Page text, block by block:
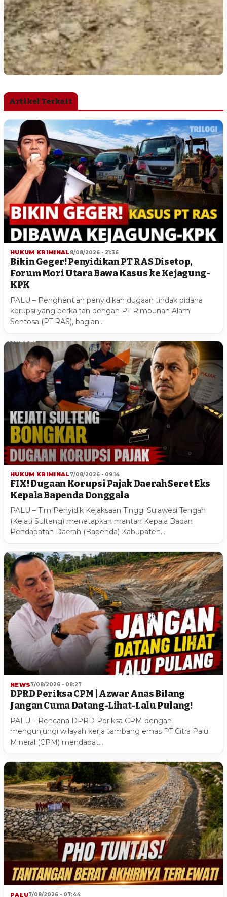
Artikel Terkait
HUKUM KRIMINAL 8/08/2026 - 21:36
Bikin Geger! Penyidikan PT RAS Disetop,
Forum Mori Utara Bawa Kasus ke Kejagung-
KPK
PALU – Penghentian penyidikan dugaan tindak pidana
korupsi yang berkaitan dengan PT Rimbunan Alam
Sentosa (PT RAS), bagian…
HUKUM KRIMINAL 7/08/2026 - 09:14
FIX! Dugaan Korupsi Pajak Daerah Seret Eks
Kepala Bapenda Donggala
PALU – Tim Penyidik Kejaksaan Tinggi Sulawesi Tengah
(Kejati Sulteng) menetapkan mantan Kepala Badan
Pendapatan Daerah (Bapenda) Kabupaten…
NEWS7/08/2026 - 08:27
DPRD Periksa CPM | Azwar Anas Bilang
Jangan Cuma Datang-Lihat-Lalu Pulang!
PALU – Rencana DPRD Periksa CPM dengan
mengunjungi wilayah kerja tambang emas PT Citra Palu
Mineral (CPM) mendapat…
PALU7/08/2026 - 07:44